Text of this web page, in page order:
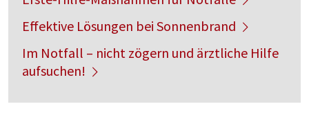
Effektive Lösungen bei Sonnenbrand
Im Notfall – nicht zögern und ärztliche Hilfe
aufsuchen!